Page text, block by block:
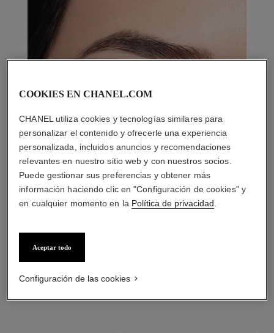
COOKIES EN CHANEL.COM
CHANEL utiliza cookies y tecnologías similares para
personalizar el contenido y ofrecerle una experiencia
personalizada, incluidos anuncios y recomendaciones
relevantes en nuestro sitio web y con nuestros socios.
Puede gestionar sus preferencias y obtener más
información haciendo clic en "Configuración de cookies" y
en cualquier momento en la Política de privacidad
Aceptar todo
Configuración de las cookies